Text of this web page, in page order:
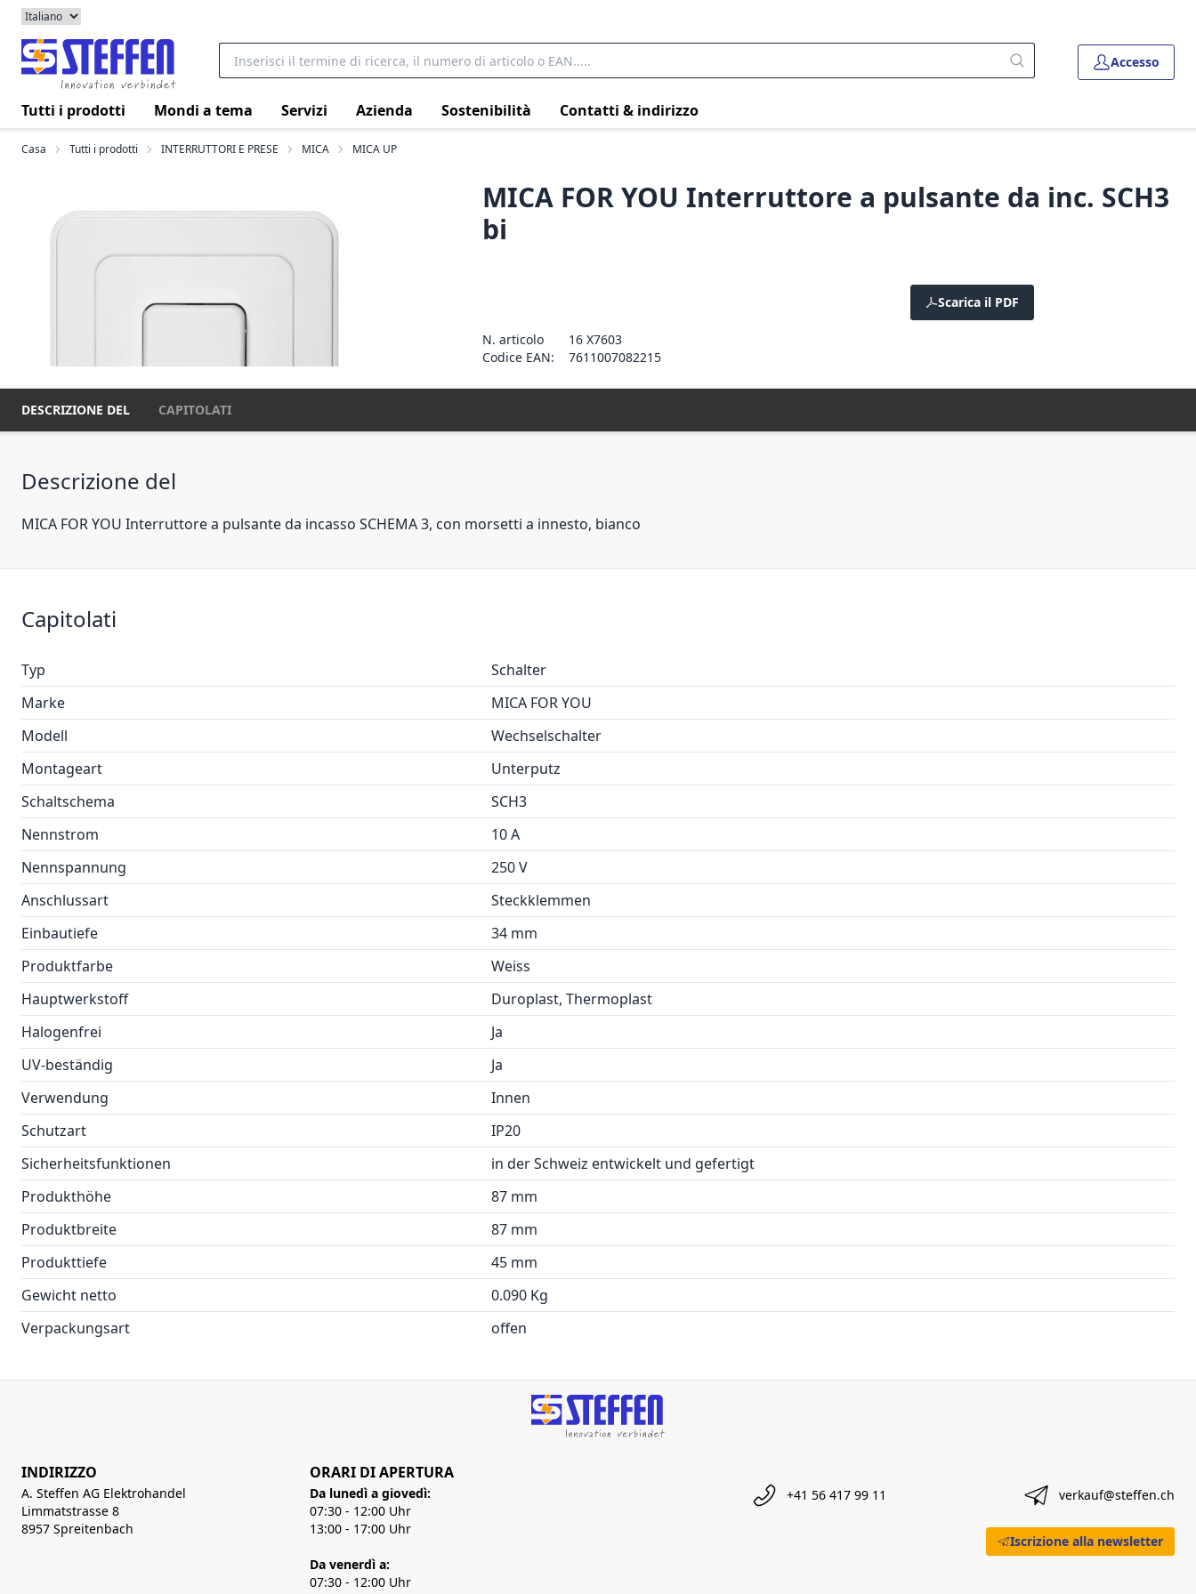
Accesso
Tutti i prodotti Mondi a tema Servizi Azienda Sostenibilità Contatti & indirizzo
Casa Tutti i prodotti INTERRUTTORI E PRESE MICA MICA UP
MICA FOR YOU Interruttore a pulsante da inc. SCH3
bi
Scarica il PDF
N. articolo
16 X7603
Codice EAN:
7611007082215
DESCRIZIONE DEL CAPITOLATI
Descrizione del
MICA FOR YOU Interruttore a pulsante da incasso SCHEMA 3, con morsetti a innesto, bianco
Capitolati
Typ
Schalter
Marke
MICA FOR YOU
Modell
Wechselschalter
Montageart
Unterputz
Schaltschema
SCH3
Nennstrom
10 A
Nennspannung
250 V
Anschlussart
Steckklemmen
Einbautiefe
34 mm
Produktfarbe
Weiss
Hauptwerkstoff
Duroplast, Thermoplast
Halogenfrei
Ja
UV-beständig
Ja
Verwendung
Innen
Schutzart
IP20
Sicherheitsfunktionen
in der Schweiz entwickelt und gefertigt
Produkthöhe
87 mm
Produktbreite
87 mm
Produkttiefe
45 mm
Gewicht netto
0.090 Kg
Verpackungsart
offen
INDIRIZZO
A. Steffen AG Elektrohandel
Limmatstrasse 8
8957 Spreitenbach
ORARI DI APERTURA
Da lunedì a giovedì:
07:30 - 12:00 Uhr
13:00 - 17:00 Uhr
Da venerdì a:
07:30 - 12:00 Uhr
+41 56 417 99 11 verkauf@steffen.ch
Iscrizione alla newsletter